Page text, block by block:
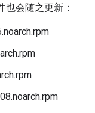
会随之更新：